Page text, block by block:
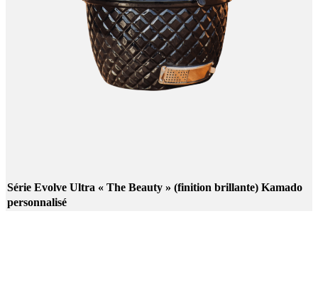
Série Evolve Ultra « The Beauty » (finition brillante) Kamado
personnalisé